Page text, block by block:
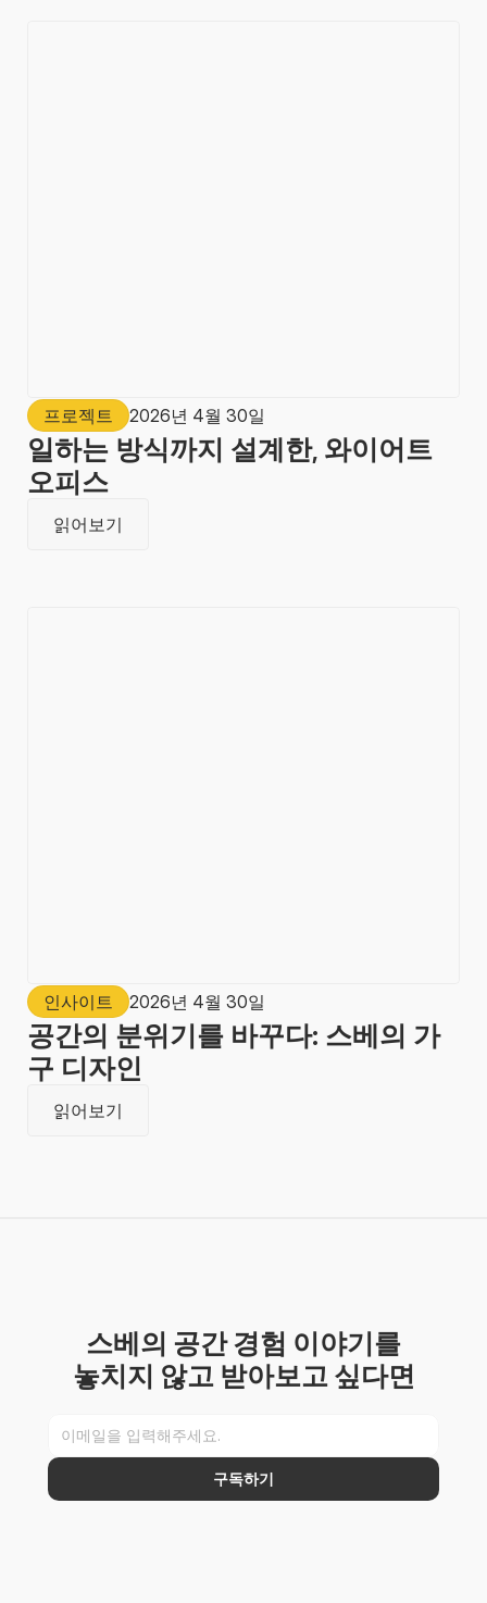
프로젝트 2026년 4월 30일
일하는 방식까지 설계한, 와이어트
오피스
읽어보기
인사이트 2026년 4월 30일
공간의 분위기를 바꾸다: 스베의 가
구 디자인
읽어보기
스베의 공간 경험 이야기를
놓치지 않고 받아보고 싶다면
구독하기